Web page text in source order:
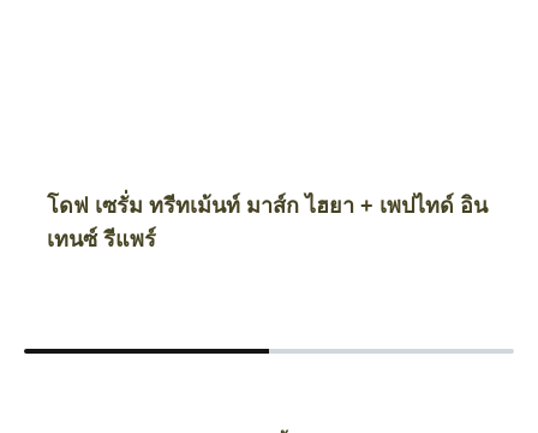
โดฟ เซรั่ม ทรีทเม้นท์ มาส์ก ไฮยา + เพปไทด์ อิน
เทนซ์ รีแพร์